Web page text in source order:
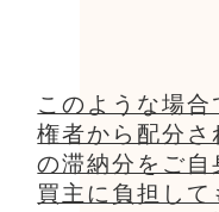
このような場
権者から配分さ
の滞納分をご自
買主に負担し